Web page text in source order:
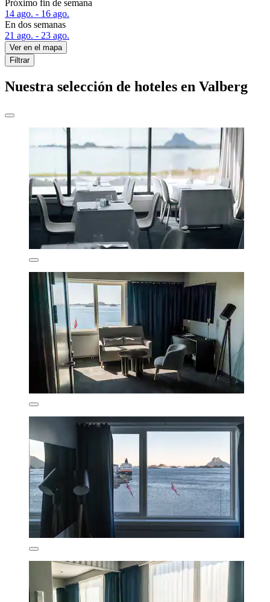
Próximo fin de semana
14 ago. - 16 ago.
En dos semanas
21 ago. - 23 ago.
Ver en el mapa
Filtrar
Nuestra selección de hoteles en Valberg